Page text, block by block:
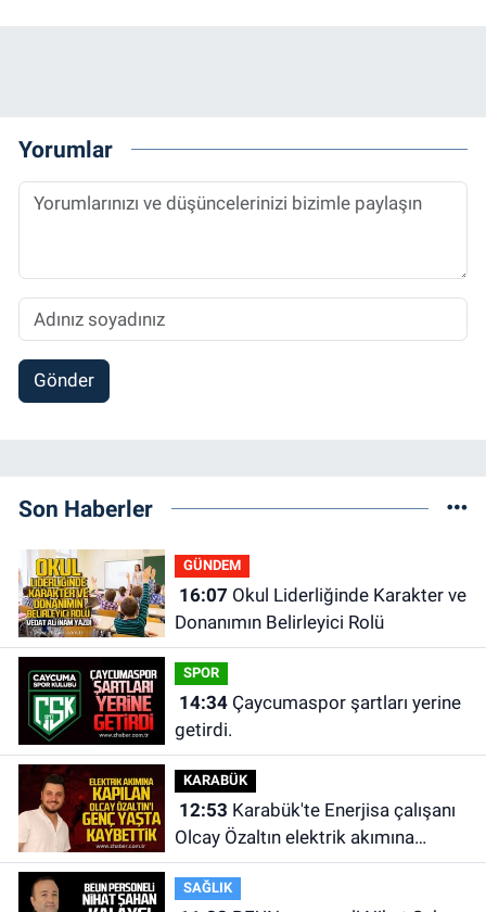
Yorumlar
Gönder
Son Haberler
GÜNDEM
16:07
Donanımın Belirleyici Rolü
SPOR
14:34Çaycumaspor şartları yerine
getirdi.
KARABÜK
12:53
Olcay Özaltın elektrik akımına
kapılarak hayatını kaybetti.
SAĞLIK